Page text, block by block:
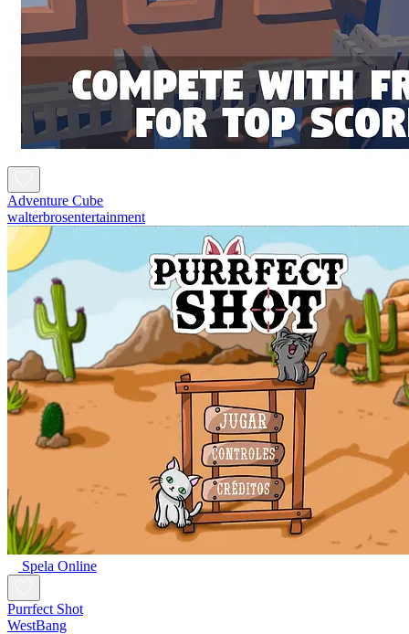
Adventure Cube
walterbrosentertainment
Spela Online
Purrfect Shot
WestBang